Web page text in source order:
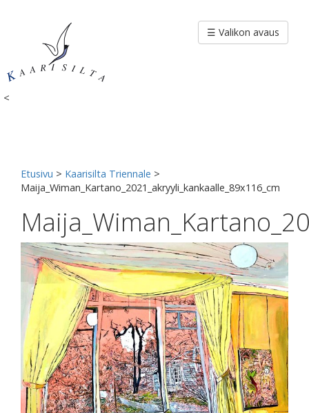
<
☰ Valikon avaus
Etusivu > Kaarisilta Triennale >
Maija_Wiman_Kartano_2021_akryyli_kankaalle_89x116_cm